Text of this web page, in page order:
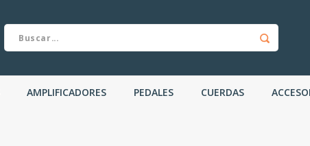
AMPLIFICADORES PEDALES CUERDAS